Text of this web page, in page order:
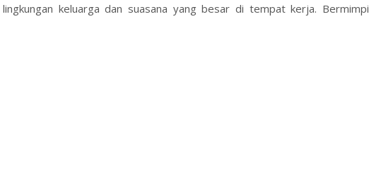
keluarga dan suasana yang besar di tempat kerja. Bermimpi